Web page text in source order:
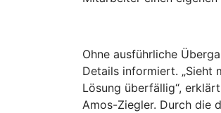
Ohne ausführliche
Details informiert. „Sieht
Lösung überfällig“,
Amos-Ziegler. Durch die